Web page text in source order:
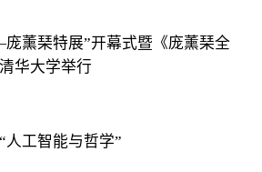
薰琹特展”开幕式暨《庞薰琹全
华大学举行
人工智能与哲学”